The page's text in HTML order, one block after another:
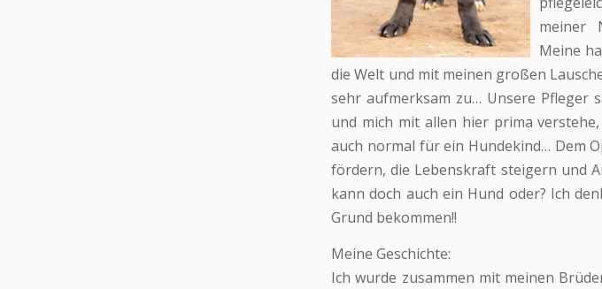
meiner
Meine
die Welt und mit meinen großen
sehr aufmerksam zu… Unsere Pfleger
und mich mit allen hier prima
auch normal für ein Hundekind… Dem
fördern, die Lebenskraft steigern und
kann doch auch ein Hund oder? Ich
Grund bekommen!!
Meine Geschichte:
Ich wurde zusammen mit meinen